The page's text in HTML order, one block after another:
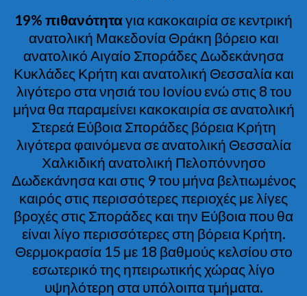
19% πιθανότηταγια κακοκαιρία σε κεντρική
ανατολική Μακεδονία Θράκη βόρειο και
ανατολικό Αιγαίο Σποράδες Δωδεκάνησα
Κυκλάδες Κρήτη και ανατολική Θεσσαλία και
λιγότερο στα νησιά του Ιονίου ενώ στις 8 του
μήνα θα παραμείνει κακοκαιρία σε ανατολική
Στερεά Εύβοια Σποράδες βόρεια Κρήτη
λιγότερα φαινόμενα σε ανατολική Θεσσαλία
Χαλκιδική ανατολική Πελοπόννησο
Δωδεκάνησα και στις 9 του μήνα βελτιωμένος
καιρός στις περισσότερες περιοχές με λίγες
βροχές στις Σποράδες και την Εύβοια που θα
είναι λίγο περισσότερες στη βόρεια Κρήτη.
Θερμοκρασία 15 με 18 βαθμούς κελσίου στο
εσωτερικό της ηπειρωτικής χώρας λίγο
υψηλότερη στα υπόλοιπα τμήματα.